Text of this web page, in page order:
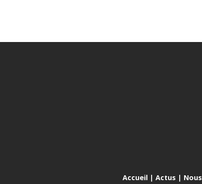
Accueil | Actus | Nous